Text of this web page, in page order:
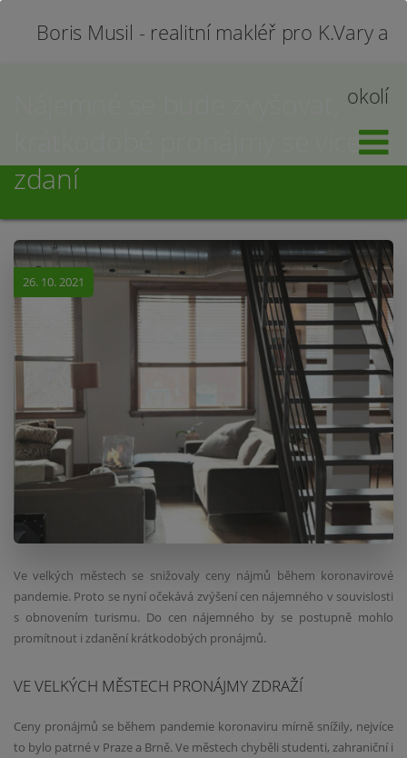
Boris Musil - realitní makléř pro K.Vary a
okolí
krátkodobé pronájmy se více
zdaní
26. 10. 2021
Ve velkých městech se snižovaly ceny nájmů během koronavirové
pandemie. Proto se nyní očekává zvýšení cen nájemného v souvislosti
s obnovením turismu. Do cen nájemného by se postupně mohlo
promítnout i zdanění krátkodobých pronájmů.
VE VELKÝCH MĚSTECH PRONÁJMY ZDRAŽÍ
Ceny pronájmů se během pandemie koronaviru mírně snížily, nejvíce
to bylo patrné v Praze a Brně. Ve městech chyběli studenti, zahraniční i